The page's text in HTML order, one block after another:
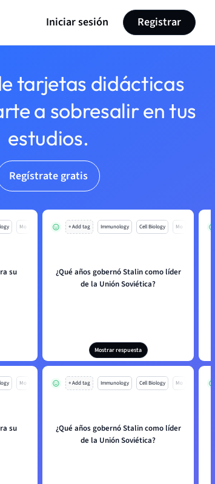
Iniciar sesión Registrar
tarjetas didácticas
a sobresalir en tus
estudios.
Regístrate gratis
Mo
su
+ Add tag Immunology Cell Biology Mo
¿Qué años gobernó Stalin como líder
de la Unión Soviética?
Mostrar respuesta
Mo
su
+ Add tag Immunology Cell Biology Mo
¿Qué años gobernó Stalin como líder
de la Unión Soviética?